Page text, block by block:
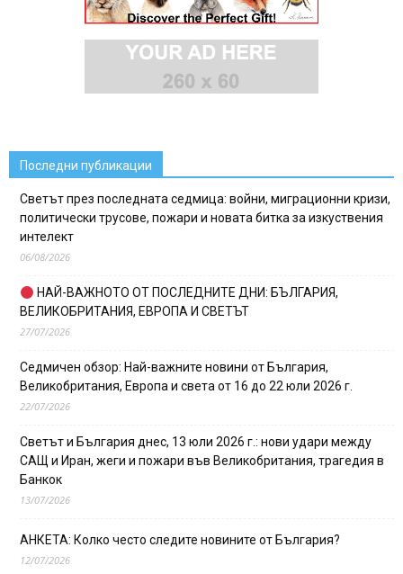
Последни публикации
Светът през последната седмица: войни, миграционни кризи,
политически трусове, пожари и новата битка за изкуствения
интелект
06/08/2026
НАЙ-ВАЖНОТО ОТ ПОСЛЕДНИТЕ ДНИ: БЪЛГАРИЯ,
ВЕЛИКОБРИТАНИЯ, ЕВРОПА И СВЕТЪТ
27/07/2026
Седмичен обзор: Най-важните новини от България,
Великобритания, Европа и света от 16 до 22 юли 2026 г.
22/07/2026
Светът и България днес, 13 юли 2026 г.: нови удари между
САЩ и Иран, жеги и пожари във Великобритания, трагедия в
Банкок
13/07/2026
АНКЕТА: Колко често следите новините от България?
12/07/2026